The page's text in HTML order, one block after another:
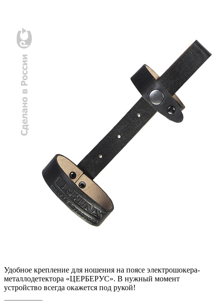
Удобное крепление для ношения на поясе электрошокера-
металлодетектора «ЦЕРБЕРУС». В нужный момент
устройство всегда окажется под рукой!